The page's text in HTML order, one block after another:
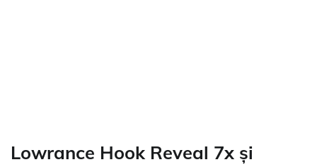
Lowrance Hook Reveal 7x și